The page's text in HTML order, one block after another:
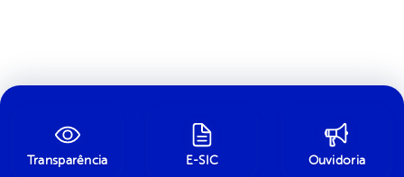
Transparência E-SIC Ouvidoria